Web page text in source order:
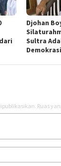
Djohan
Sultra
Demokrasi
Ruas